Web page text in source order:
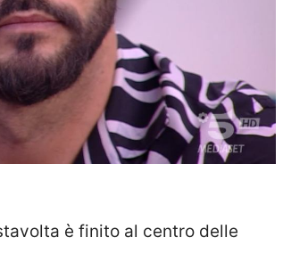
è finito al centro delle